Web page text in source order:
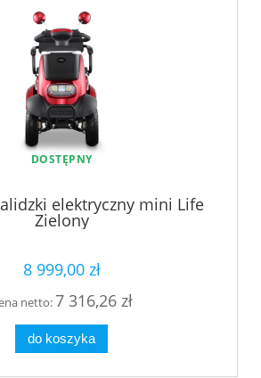
DOSTĘPNY
elektryczny mini Life
Zielony
8 999,00 zł
netto:7 316,26 zł
do koszyka